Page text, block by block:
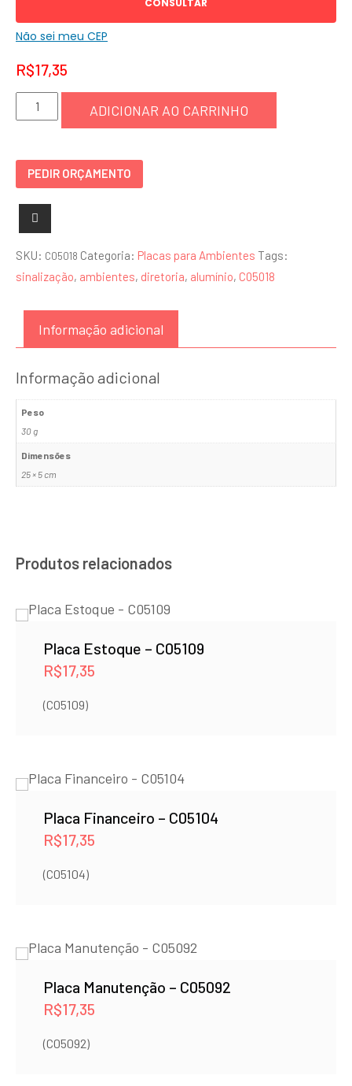
CONSULTAR
Não sei meu CEP
R$17,35
Placa
Diretoria
C05018
quantidade
ADICIONAR AO CARRINHO
PEDIR ORÇAMENTO
SKU: C05018 Categoria: Placas para Ambientes Tags:
sinalização, ambientes, diretoria, alumínio, C05018
Informação adicional
Informação adicional
Peso
30 g
Dimensões
25 × 5 cm
Produtos relacionados
Placa Estoque – C05109
R$17,35
(C05109)
Placa Financeiro – C05104
R$17,35
(C05104)
Placa Manutenção – C05092
R$17,35
(C05092)